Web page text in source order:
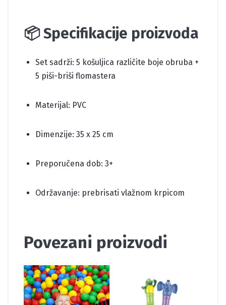
📦 Specifikacije proizvoda
Set sadrži: 5 košuljica različite boje obruba +
5 piši-briši flomastera
Materijal: PVC
Dimenzije: 35 x 25 cm
Preporučena dob: 3+
Održavanje: prebrisati vlažnom krpicom
Povezani proizvodi